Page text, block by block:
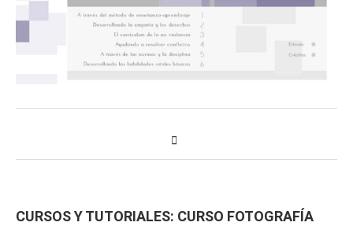
CURSOS Y TUTORIALES: CURSO FOTOGRAFÍA